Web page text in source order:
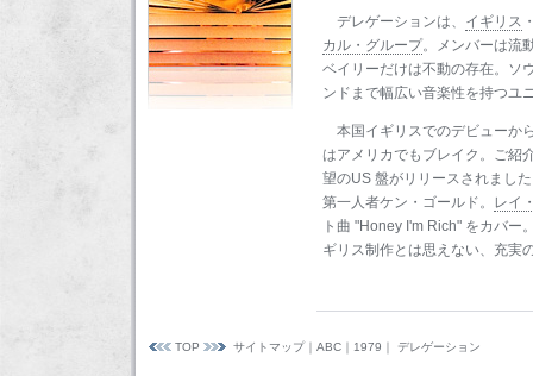
デレゲーションは、 イギリス
カル・グループ。メンバーは流
ベイリーだけは不動の存在。ソ
ンドまで幅広い音楽性を持つユ
本国イギリスでのデビューか
はアメリカでもブレイク。ご紹
望のUS 盤がリリースされまし
第一人者ケン・ゴールド。 レイ
ト曲 "Honey I'm Rich" をカバー
ギリス制作とは思えない、充実
TOP サイトマップ ABC 1979 ｜ デレゲーション